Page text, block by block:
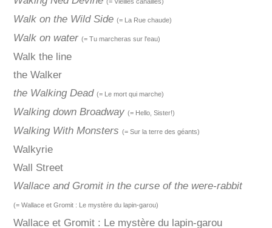
Walk on the Wild Side (= La Rue chaude)
Walk on water (= Tu marcheras sur l'eau)
Walk the line
the Walker
the Walking Dead (= Le mort qui marche)
Walking down Broadway (= Hello, Sister!)
Walking With Monsters (= Sur la terre des géants)
Walkyrie
Wall Street
Wallace and Gromit in the curse of the were-rabbit
(= Wallace et Gromit : Le mystère du lapin-garou)
Wallace et Gromit : Le mystère du lapin-garou